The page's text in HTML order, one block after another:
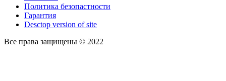
Политика безопастности
Гарантия
Desctop version of site
Все права защищены © 2022